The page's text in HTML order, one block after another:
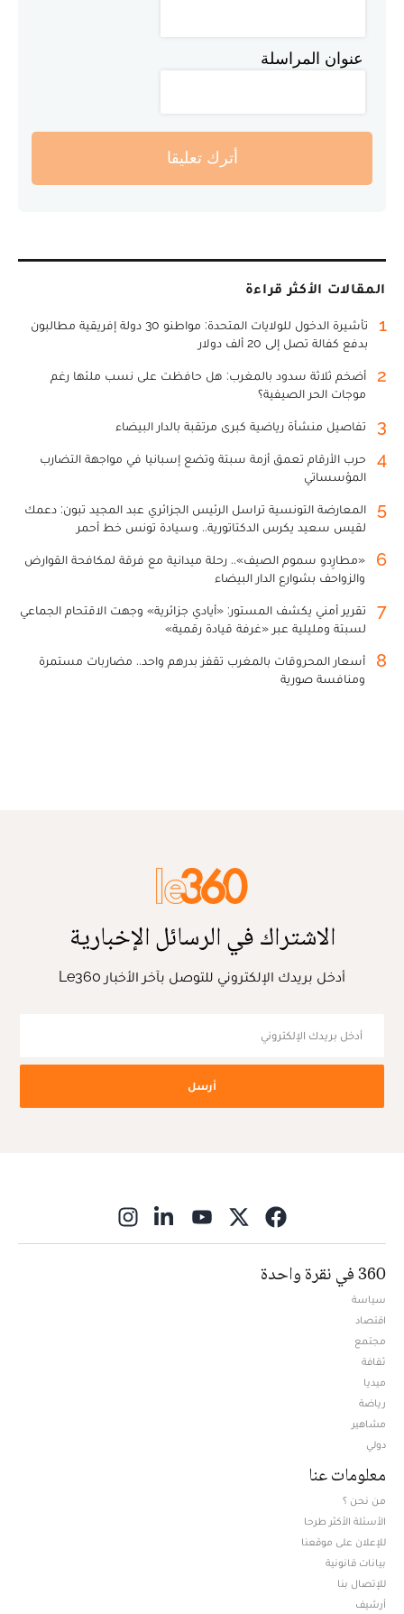
عنوان المراسلة
أترك تعليقا
المقالات الأكثر قراءة
1
تأشيرة الدخول للولايات المتحدة: مواطنو 30 دولة إفريقية مطالبون
بدفع كفالة تصل إلى 20 ألف دولار
2
أضخم ثلاثة سدود بالمغرب: هل حافظت على نسب ملئها رغم
موجات الحر الصيفية؟
3 تفاصيل منشأة رياضية كبرى مرتقبة بالدار البيضاء
4
حرب الأرقام تعمق أزمة سبتة وتضع إسبانيا في مواجهة التضارب
المؤسساتي
5
المعارضة التونسية تراسل الرئيس الجزائري عبد المجيد تبون: دعمك
لقيس سعيد يكرس الدكتاتورية.. وسيادة تونس خط أحمر
6
«مطارِدو سموم الصيف».. رحلة ميدانية مع فرقة لمكافحة القوارض
والزواحف بشوارع الدار البيضاء
7
تقرير أمني يكشف المستور: «أيادي جزائرية» وجهت الاقتحام الجماعي
لسبتة ومليلية عبر «غرفة قيادة رقمية»
8
أسعار المحروقات بالمغرب تقفز بدرهم واحد.. مضاربات مستمرة
ومنافسة صورية
الاشتراك في الرسائل الإخبارية
أدخل بريدك الإلكتروني للتوصل بآخر الأخبار Le360
أرسل
360 في نقرة واحدة
سياسة
اقتصاد
مجتمع
ثقافة
ميديا
رياضة
مشاهير
دولي
معلومات عنا
من نحن ؟
الأسئلة الأكثر طرحا
للإعلان على موقعنا
بيانات قانونية
للإتصال بنا
أرشيف